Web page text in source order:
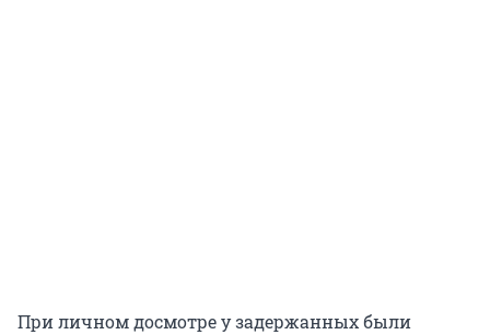
При личном досмотре у задержанных были